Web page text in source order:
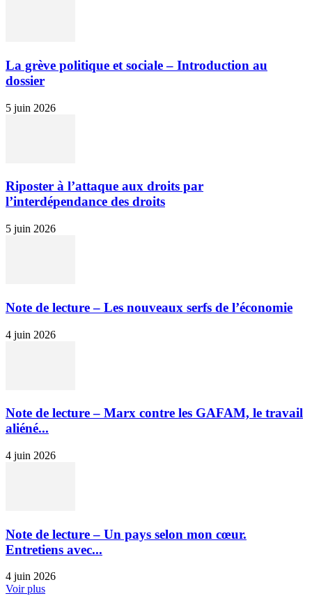
La grève politique et sociale – Introduction au
dossier
5 juin 2026
Riposter à l’attaque aux droits par
l’interdépendance des droits
5 juin 2026
Note de lecture – Les nouveaux serfs de l’économie
4 juin 2026
Note de lecture – Marx contre les GAFAM, le travail
aliéné...
4 juin 2026
Note de lecture – Un pays selon mon cœur.
Entretiens avec...
4 juin 2026
Voir plus